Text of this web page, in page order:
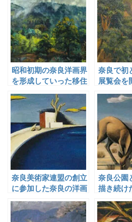
昭和初期の奈良洋画界
を形成していった移住
画家たち
奈良で初
展覧会を
源一郎
奈良美術家連盟の創立
に参加した奈良の洋画
家
奈良公園
描き続け